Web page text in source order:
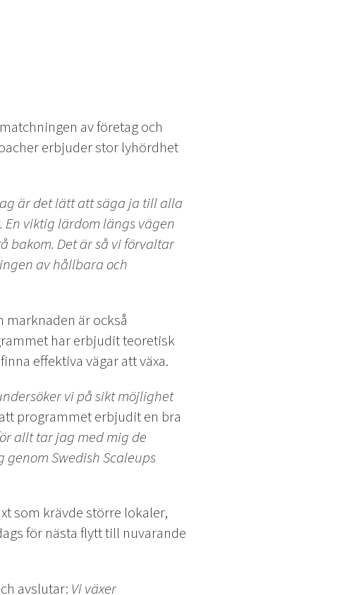
av företag och
erbjuder stor lyhördhet
är det lätt att säga ja till alla
viktig lärdom längs vägen
bakom. Det är så vi förvaltar
av hållbara och
marknaden är också
har erbjudit teoretisk
effektiva vägar att växa.
vi på sikt möjlighet
programmet erbjudit en bra
allt tar jag med mig de
Swedish Scaleups
som krävde större lokaler,
för nästa flytt till nuvarande
avslutar: Vi växer